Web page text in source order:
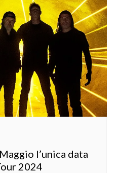
l’unica data
2024